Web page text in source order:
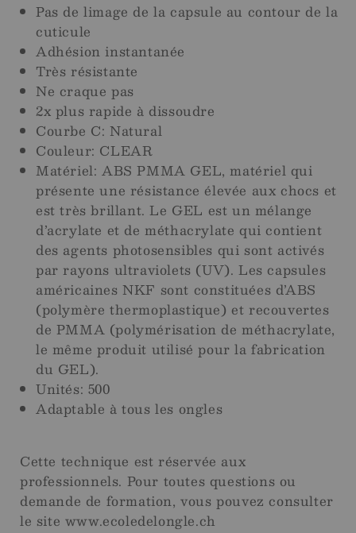
Pas de limage de la capsule au contour de la
cuticule
Adhésion instantanée
Très résistante
Ne craque pas
2x plus rapide à dissoudre
Courbe C: Natural
Couleur: CLEAR
Matériel: ABS PMMA GEL, matériel qui
présente une résistance élevée aux chocs et
est très brillant. Le GEL est un mélange
d’acrylate et de méthacrylate qui contient
des agents photosensibles qui sont activés
par rayons ultraviolets (UV). Les capsules
américaines NKF sont constituées d’ABS
(polymère thermoplastique) et recouvertes
de PMMA (polymérisation de méthacrylate,
le même produit utilisé pour la fabrication
du GEL).
Unités: 500
Adaptable à tous les ongles
Cette technique est réservée aux
professionnels. Pour toutes questions ou
demande de formation, vous pouvez consulter
le site www.ecoledelongle.ch